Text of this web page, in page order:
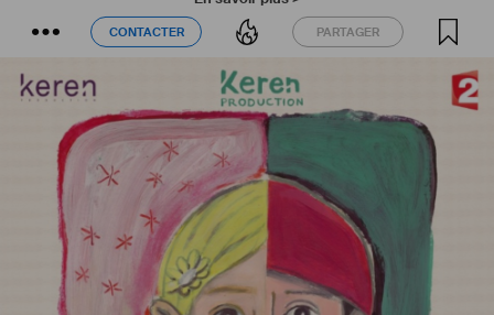
CONTACTER PARTAGER
CONTACTER PARTAGER